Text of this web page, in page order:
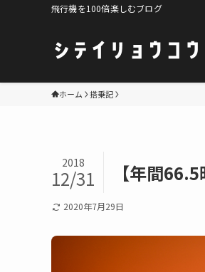
飛行機を100倍楽しむブログ
ホーム 搭乗記
【年間
2018
12/31
2020年7月29日